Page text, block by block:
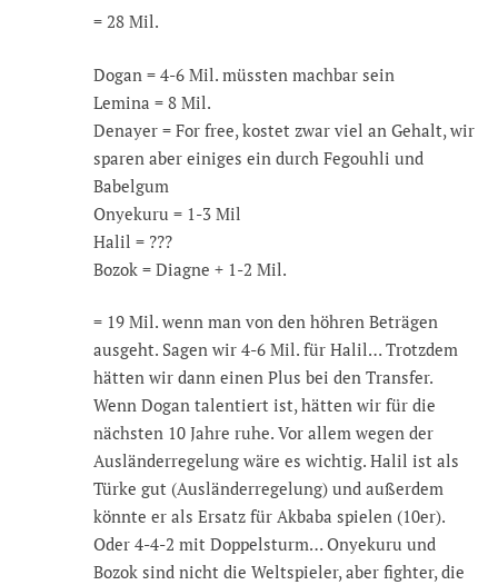
= 28 Mil.
Dogan = 4-6 Mil. müssten machbar sein
Lemina = 8 Mil.
Denayer = For free, kostet zwar viel an Gehalt, wir
sparen aber einiges ein durch Fegouhli und
Babelgum
Onyekuru = 1-3 Mil
Halil = ???
Bozok = Diagne + 1-2 Mil.
= 19 Mil. wenn man von den höhren Beträgen
ausgeht. Sagen wir 4-6 Mil. für Halil… Trotzdem
hätten wir dann einen Plus bei den Transfer.
Wenn Dogan talentiert ist, hätten wir für die
nächsten 10 Jahre ruhe. Vor allem wegen der
Ausländerregelung wäre es wichtig. Halil ist als
Türke gut (Ausländerregelung) und außerdem
könnte er als Ersatz für Akbaba spielen (10er).
Oder 4-4-2 mit Doppelsturm… Onyekuru und
Bozok sind nicht die Weltspieler, aber fighter, die